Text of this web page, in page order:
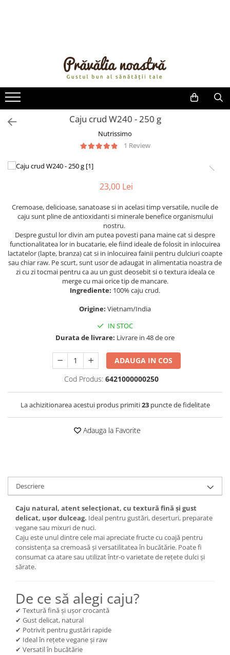
ULEIURI ȘI UNTURI
MĂSLINE
FRUCTE DESHIDRATATE
ÎNDULCITORI NATURALI / MIERE
OȚETURI ȘI SOSURI
BĂUTURI / LAPTE VEGETAL
OREZ ȘI CEREALE
PASTE
CREME ȘI PASTE TARTINABILE
CONDIMENTE
CEAIURI GRECEȘTI
CIOCOLATĂ ȘI CACAO
PRODUSE ECO / ORGANICE
REMEDII NATURISTE
TOATE PRODUSELE
Caju crud W240 - 250 g
Nutrissimo
1 Review
23,00 Lei
Cremoase, delicioase, sanatoase si in acelasi timp versatile, nucile de
caju sunt pline de antioxidanti si minerale benefice organismului
nostru.
Despre gustul lor divin am putea povesti pana maine cat si despre
functionalitatea lor in bucatarie, ele fiind ideale de folosit in inlocuirea
lactatelor (lapte, branza) cat si in inlocuirea fainii pentru dulciuri coapte
sau chiar raw. Pe scurt, sunt usor de adaugat in alimentatia noastra de
zi cu zi tocmai pentru ca au un gust deosebit si o textura ideala ce
merge cu mai orice tip de mancare.
Ingrediente: 100% caju crud.
Origine: Vietnam/India
IN STOC
Durata de livrare: Livrare in 48 de ore
ADAUGA IN COS
Cod Produs: 6421000000250
La achizitionarea acestui produs primiti23puncte de fidelitate
Adauga la Favorite
Descriere
Caju natural, atent selecționat, cu textură fină și gust
delicat, ușor dulceag. Ideal pentru gustări, deserturi, preparate
vegane sau mixuri de nuci.
Caju este unul dintre cele mai apreciate fructe cu coajă pentru
consistența sa cremoasă și versatilitatea în bucătărie. Poate fi
consumat ca atare sau utilizat într-o varietate de rețete dulci și
sărate.
De ce să alegi caju?
✔ Textură fină și ușor crocantă
✔ Gust delicat, natural
✔ Potrivit pentru gustări rapide
✔ Ideal în rețete vegane și raw
✔ Versatil în bucătărie